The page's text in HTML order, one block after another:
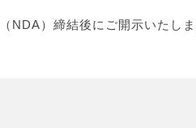
NDA）締結後にご開示いたし